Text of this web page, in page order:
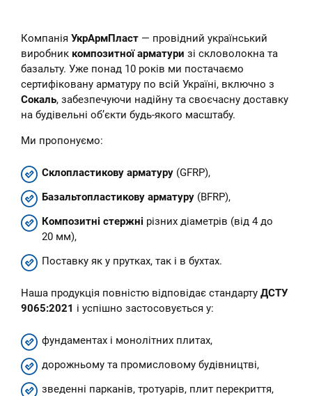
купити композитні кілочки для
рослин – овочів, кві...
Компанія УкрАрмПласт — провідний український
виробник композитної арматури зі скловолокна та
базальту. Уже понад 10 років ми постачаємо
сертифіковану арматуру по всій Україні, включно з
Сокаль, забезпечуючи надійну та своєчасну доставку
на будівельні об’єкти будь-якого масштабу.
Ми пропонуємо:
Склопластикову арматуру (GFRP),
Базальтопластикову арматуру (BFRP),
Композитні стержні різних діаметрів (від 4 до
20 мм),
Поставку як у прутках, так і в бухтах.
Наша продукція повністю відповідає стандарту ДСТУ
9065:2021 і успішно застосовується у:
фундаментах і монолітних плитах,
дорожньому та промисловому будівництві,
зведенні парканів, тротуарів, плит перекриття,